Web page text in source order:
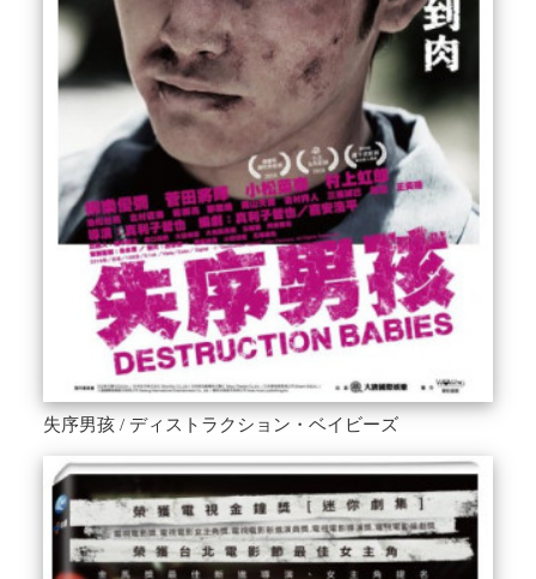
失序男孩 / ディストラクション・ベイビーズ